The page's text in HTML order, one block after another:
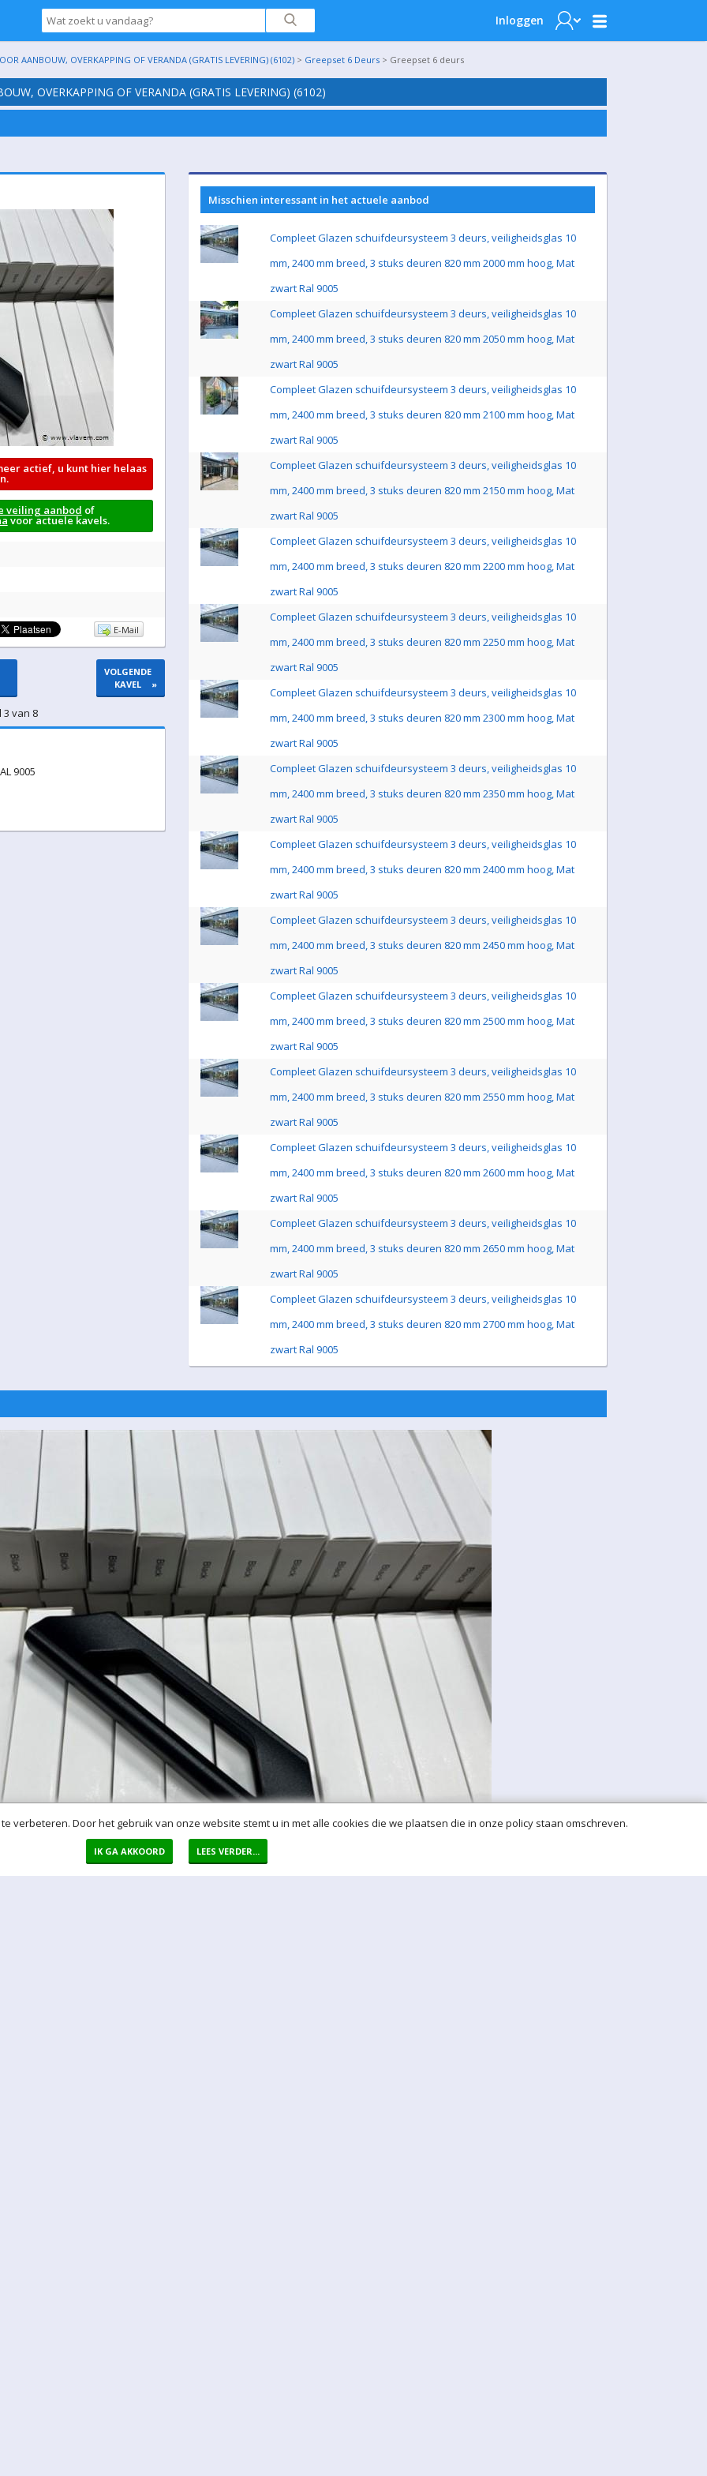
Inloggen
AANBOUW, OVERKAPPING OF VERANDA (GRATIS LEVERING) (6102) > Greepset 6 Deurs > Greepset 6 deurs
OVERKAPPING OF VERANDA (GRATIS LEVERING) (6102)
actief, u kunt hier helaas
veiling aanbod of
voor actuele kavels.
E-Mail
VOLGENDE
KAVEL
»
3 van 8
9005
Misschien interessant in het actuele aanbod
Compleet Glazen schuifdeursysteem 3 deurs, veiligheidsglas 10
mm, 2400 mm breed, 3 stuks deuren 820 mm 2000 mm hoog, Mat
zwart Ral 9005
Compleet Glazen schuifdeursysteem 3 deurs, veiligheidsglas 10
mm, 2400 mm breed, 3 stuks deuren 820 mm 2050 mm hoog, Mat
zwart Ral 9005
Compleet Glazen schuifdeursysteem 3 deurs, veiligheidsglas 10
mm, 2400 mm breed, 3 stuks deuren 820 mm 2100 mm hoog, Mat
zwart Ral 9005
Compleet Glazen schuifdeursysteem 3 deurs, veiligheidsglas 10
mm, 2400 mm breed, 3 stuks deuren 820 mm 2150 mm hoog, Mat
zwart Ral 9005
Compleet Glazen schuifdeursysteem 3 deurs, veiligheidsglas 10
mm, 2400 mm breed, 3 stuks deuren 820 mm 2200 mm hoog, Mat
zwart Ral 9005
Compleet Glazen schuifdeursysteem 3 deurs, veiligheidsglas 10
mm, 2400 mm breed, 3 stuks deuren 820 mm 2250 mm hoog, Mat
zwart Ral 9005
Compleet Glazen schuifdeursysteem 3 deurs, veiligheidsglas 10
mm, 2400 mm breed, 3 stuks deuren 820 mm 2300 mm hoog, Mat
zwart Ral 9005
Compleet Glazen schuifdeursysteem 3 deurs, veiligheidsglas 10
mm, 2400 mm breed, 3 stuks deuren 820 mm 2350 mm hoog, Mat
zwart Ral 9005
Compleet Glazen schuifdeursysteem 3 deurs, veiligheidsglas 10
mm, 2400 mm breed, 3 stuks deuren 820 mm 2400 mm hoog, Mat
zwart Ral 9005
Compleet Glazen schuifdeursysteem 3 deurs, veiligheidsglas 10
mm, 2400 mm breed, 3 stuks deuren 820 mm 2450 mm hoog, Mat
zwart Ral 9005
Compleet Glazen schuifdeursysteem 3 deurs, veiligheidsglas 10
mm, 2400 mm breed, 3 stuks deuren 820 mm 2500 mm hoog, Mat
zwart Ral 9005
Compleet Glazen schuifdeursysteem 3 deurs, veiligheidsglas 10
mm, 2400 mm breed, 3 stuks deuren 820 mm 2550 mm hoog, Mat
zwart Ral 9005
Compleet Glazen schuifdeursysteem 3 deurs, veiligheidsglas 10
mm, 2400 mm breed, 3 stuks deuren 820 mm 2600 mm hoog, Mat
zwart Ral 9005
Compleet Glazen schuifdeursysteem 3 deurs, veiligheidsglas 10
mm, 2400 mm breed, 3 stuks deuren 820 mm 2650 mm hoog, Mat
zwart Ral 9005
Compleet Glazen schuifdeursysteem 3 deurs, veiligheidsglas 10
mm, 2400 mm breed, 3 stuks deuren 820 mm 2700 mm hoog, Mat
zwart Ral 9005
verbeteren. Door het gebruik van onze website stemt u in met alle cookies die we plaatsen die in onze policy staan omschreven.
IK GA AKKOORD LEES VERDER...